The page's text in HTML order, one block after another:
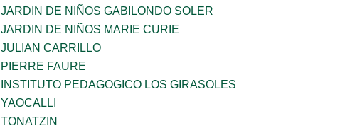
JARDIN DE NIÑOS GABILONDO SOLER
JARDIN DE NIÑOS MARIE CURIE
JULIAN CARRILLO
PIERRE FAURE
INSTITUTO PEDAGOGICO LOS GIRASOLES
YAOCALLI
TONATZIN